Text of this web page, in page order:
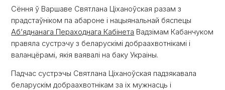
Сёння ў Варшаве Святлана Ціханоўская разам з
прадстаўніком па абароне і нацыянальнай бяспецы
Аб’яднанага Пераходнага Кабінета Вадзімам Кабанчуком
правяла сустрэчу з беларускімі добраахвотнікамі і
валанцёрамі, якія ваявалі на баку Украіны.
Падчас сустрэчы Святлана Ціханоўская падзякавала
беларускім добраахвотнікам за іх мужнасць і